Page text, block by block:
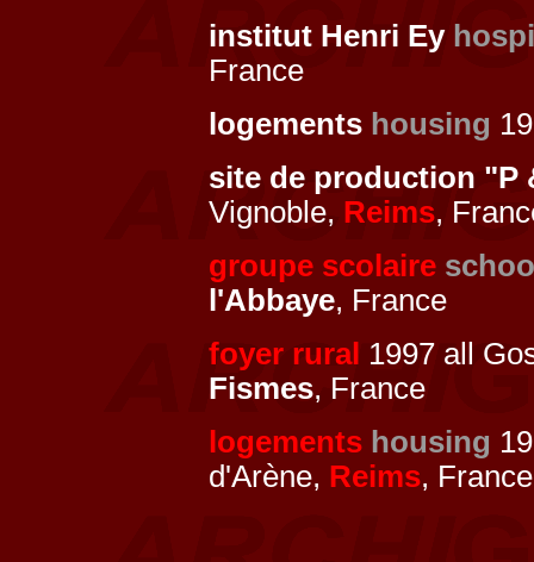
institut Henri Ey
France
logements housing
site de production "P
Vignoble, Reims,
groupe scolaire
l'Abbaye, France
foyer rural 1997 all
Fismes, France
logements housing
d'Arène, Reims, France